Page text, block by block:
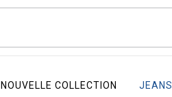
NOUVELLE COLLECTION JEANS